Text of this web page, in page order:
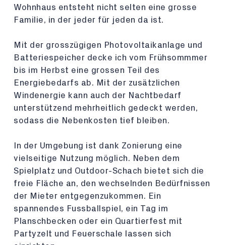
Wohnhaus entsteht nicht selten eine grosse
Familie, in der jeder für jeden da ist.
Mit der grosszügigen Photovoltaikanlage und
Batteriespeicher decke ich vom Frühsommmer
bis im Herbst eine grossen Teil des
Energiebedarfs ab. Mit der zusätzlichen
Windenergie kann auch der Nachtbedarf
unterstützend mehrheitlich gedeckt werden,
sodass die Nebenkosten tief bleiben.
In der Umgebung ist dank Zonierung eine
vielseitige Nutzung möglich. Neben dem
Spielplatz und Outdoor-Schach bietet sich die
freie Fläche an, den wechselnden Bedürfnissen
der Mieter entgegenzukommen. Ein
spannendes Fussballspiel, ein Tag im
Planschbecken oder ein Quartierfest mit
Partyzelt und Feuerschale lassen sich